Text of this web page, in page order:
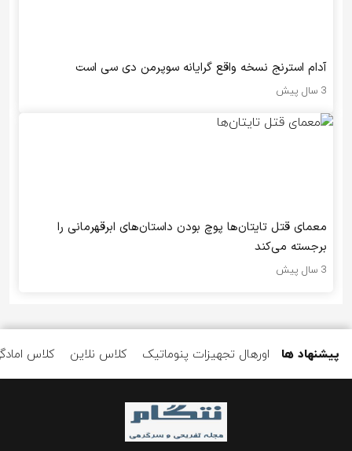
آدام استرنج نسخه واقع گرایانه سوپرمن دی سی است
3 سال پیش
معمای قتل تایتان‌ها پوچ بودن داستان‌های ابرقهرمانی را
برجسته می‌کند
3 سال پیش
پیشنهاد ها کلاس کلاس نلاین اورهال تجهیزات پنوماتیک